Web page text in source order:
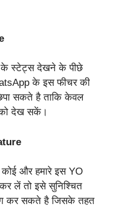
के स्टेट्स देखने के पीछे
के इस फीचर की
सकते है ताकि केवल
देख सकें।
कोई और हमारे इस YO
लें तो इसे सुनिश्चित
कर सकते है जिसके तहत